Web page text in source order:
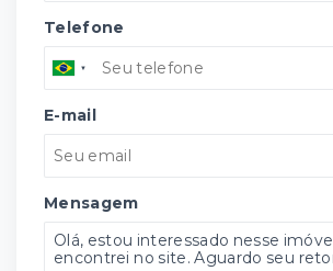
Telefone
E-mail
Mensagem